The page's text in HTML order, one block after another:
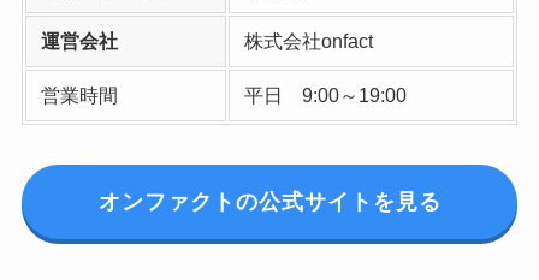
運営会社 株式会社onfact
営業時間 平日 9:00～19:00
オンファクトの公式サイトを見る